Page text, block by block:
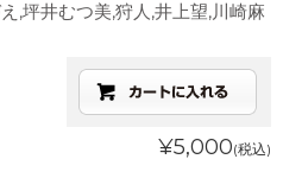
,坪井むつ美,狩人,井上望,川崎麻
¥5,000(税込)